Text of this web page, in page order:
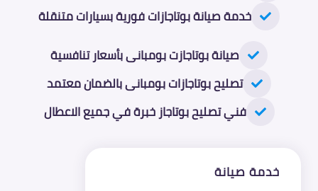
خدمة صيانة بوتاجازات فورية بسيارات متنقلة
صيانة بوتاجازت بومبانى بأسعار تنافسية
تصليح بوتاجازات بومبانى بالضمان معتمد
فني تصليح بوتاجاز خبرة في جميع الاعطال
خدمة صيانة